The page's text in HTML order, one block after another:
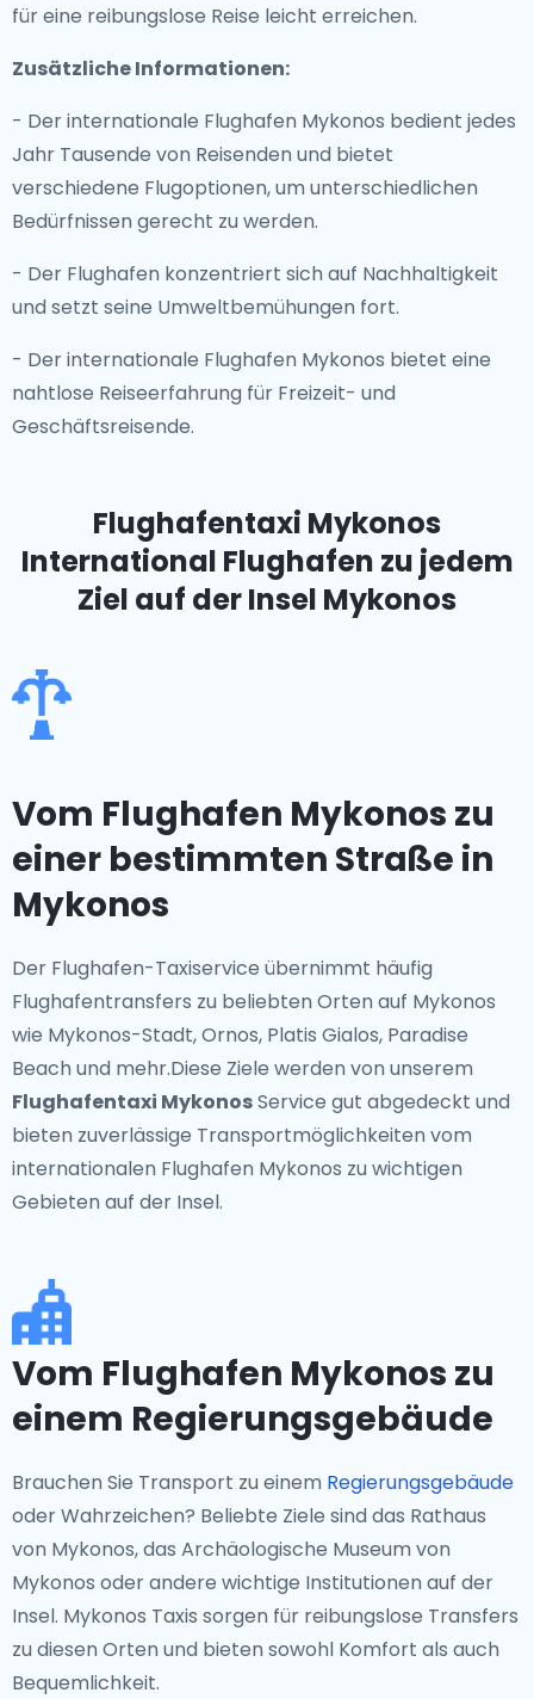
für eine reibungslose Reise leicht erreichen.
Zusätzliche Informationen:
- Der internationale Flughafen Mykonos bedient jedes
Jahr Tausende von Reisenden und bietet
verschiedene Flugoptionen, um unterschiedlichen
Bedürfnissen gerecht zu werden.
- Der Flughafen konzentriert sich auf Nachhaltigkeit
und setzt seine Umweltbemühungen fort.
- Der internationale Flughafen Mykonos bietet eine
nahtlose Reiseerfahrung für Freizeit- und
Geschäftsreisende.
Flughafentaxi Mykonos
International Flughafen zu jedem
Ziel auf der Insel Mykonos
Vom Flughafen Mykonos zu
einer bestimmten Straße in
Mykonos
Der Flughafen-Taxiservice übernimmt häufig
Flughafentransfers zu beliebten Orten auf Mykonos
wie Mykonos-Stadt, Ornos, Platis Gialos, Paradise
Beach und mehr.Diese Ziele werden von unserem
Flughafentaxi MykonosService gut abgedeckt und
bieten zuverlässige Transportmöglichkeiten vom
internationalen Flughafen Mykonos zu wichtigen
Gebieten auf der Insel.
Vom Flughafen Mykonos zu
einem Regierungsgebäude
Brauchen Sie Transport zu einem Regierungsgebäude
oder Wahrzeichen? Beliebte Ziele sind das Rathaus
von Mykonos, das Archäologische Museum von
Mykonos oder andere wichtige Institutionen auf der
Insel. Mykonos Taxis sorgen für reibungslose Transfers
zu diesen Orten und bieten sowohl Komfort als auch
Bequemlichkeit.